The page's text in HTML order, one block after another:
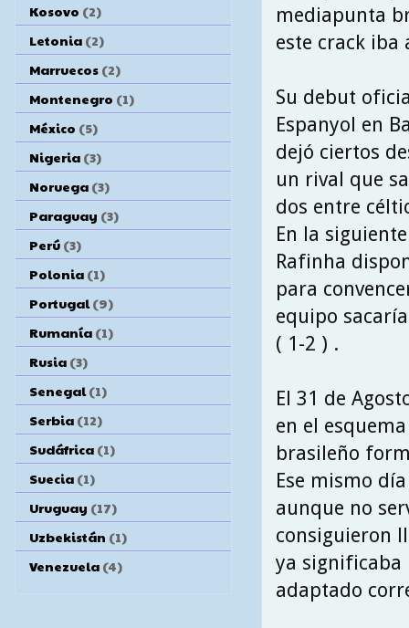
mediapunta
este crack
Su debut
Espanyol en
dejó ciertos
un rival que
dos entre
En la
Rafinha
para
equipo
( 1-2 ) .
El 31 de
en el
brasileño
Ese mismo
aunque no
consiguieron
ya significaba
adaptado
Kosovo (2)
Letonia (2)
Marruecos (2)
Montenegro (1)
México (5)
Nigeria (3)
Noruega (3)
Paraguay (3)
Perú (3)
Polonia (1)
Portugal (9)
Rumanía (1)
Rusia (3)
Senegal (1)
Serbia (12)
Sudáfrica (1)
Suecia (1)
Uruguay (17)
Uzbekistán (1)
Venezuela (4)